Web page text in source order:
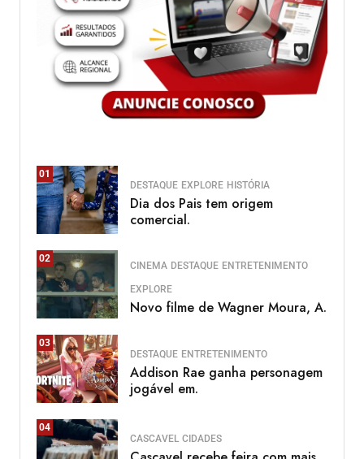
01
DESTAQUE EXPLORE HISTÓRIA
Dia dos Pais tem origem
comercial.
02
CINEMA DESTAQUE ENTRETENIMENTO
EXPLORE
Novo filme de Wagner Moura, A.
03
DESTAQUE ENTRETENIMENTO
Addison Rae ganha personagem
jogável em.
04
CASCAVEL CIDADES